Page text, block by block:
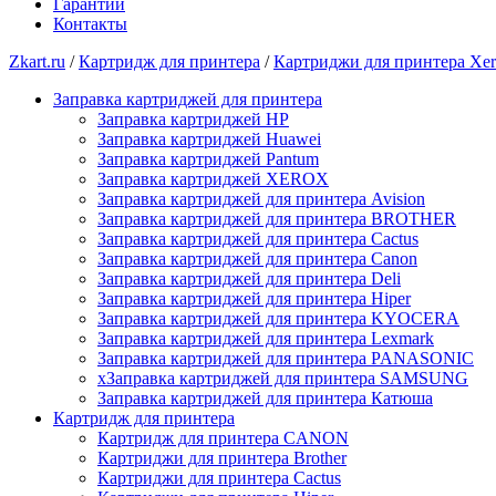
Гарантии
Контакты
Zkart.ru /Картридж для принтера /Картриджи для принтера
Заправка картриджей для принтера
Заправка картриджей HP
Заправка картриджей Huawei
Заправка картриджей Pantum
Заправка картриджей XEROX
Заправка картриджей для принтера Avision
Заправка картриджей для принтера BROTHER
Заправка картриджей для принтера Cactus
Заправка картриджей для принтера Canon
Заправка картриджей для принтера Deli
Заправка картриджей для принтера Hiper
Заправка картриджей для принтера KYOCERA
Заправка картриджей для принтера Lexmark
Заправка картриджей для принтера PANASONIC
xЗаправка картриджей для принтера SAMSUNG
Заправка картриджей для принтера Катюша
Картридж для принтера
Картридж для принтера CANON
Картриджи для принтера Brother
Картриджи для принтера Cactus